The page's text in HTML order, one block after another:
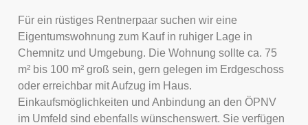
Für ein rüstiges Rentnerpaar suchen wir eine
Eigentumswohnung zum Kauf in ruhiger Lage in
Chemnitz und Umgebung. Die Wohnung sollte ca. 75
m² bis 100 m² groß sein, gern gelegen im Erdgeschoss
oder erreichbar mit Aufzug im Haus.
Einkaufsmöglichkeiten und Anbindung an den ÖPNV
im Umfeld sind ebenfalls wünschenswert. Sie verfügen